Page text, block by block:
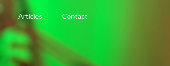
Articles Contact